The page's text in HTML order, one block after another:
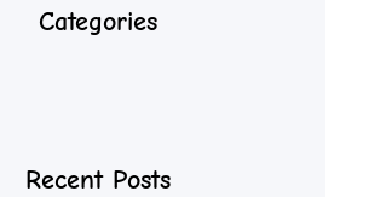
Categories
Recent Posts